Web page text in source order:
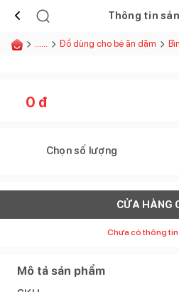
Thông tin
...... Đồ dùng cho bé ăn dặm
0 đ
Chọn số lượng
CỬA HÀNG
Chưa có thông
Mô tả sản phẩm